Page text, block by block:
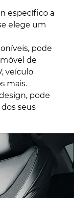
específico a
elege um
pode
de
veículo
mais.
pode
seus